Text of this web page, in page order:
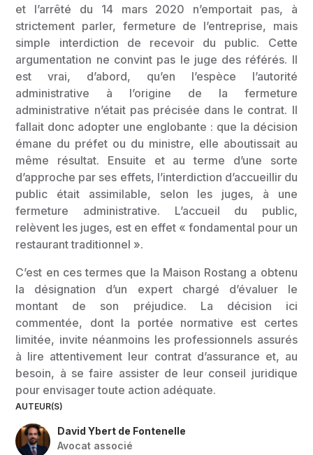
AUTEUR(S)
David Ybert de Fontenelle
Avocat associé
et l’arrêté du 14 mars 2020 n’emportait pas, à
strictement parler, fermeture de l’entreprise, mais
simple interdiction de recevoir du public. Cette
argumentation ne convint pas le juge des référés. Il
est vrai, d’abord, qu’en l’espèce l’autorité
administrative à l’origine de la fermeture
administrative n’était pas précisée dans le contrat. Il
fallait donc adopter une englobante : que la décision
émane du préfet ou du ministre, elle aboutissait au
même résultat. Ensuite et au terme d’une sorte
d’approche par ses effets, l’interdiction d’accueillir du
public était assimilable, selon les juges, à une
fermeture administrative. L’accueil du public,
relèvent les juges, est en effet « fondamental pour un
restaurant traditionnel ».
C’est en ces termes que la Maison Rostang a obtenu
la désignation d’un expert chargé d’évaluer le
montant de son préjudice. La décision ici
commentée, dont la portée normative est certes
limitée, invite néanmoins les professionnels assurés
à lire attentivement leur contrat d’assurance et, au
besoin, à se faire assister de leur conseil juridique
pour envisager toute action adéquate.